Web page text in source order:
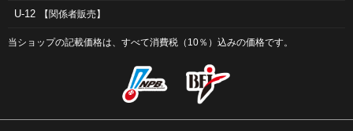
U-12 【関係者販売】
当ショップの記載価格は、すべて消費税（10％）込みの価格です。